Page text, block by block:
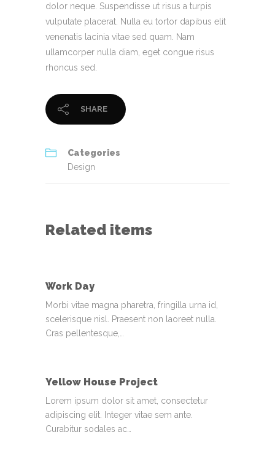
dolor neque. Suspendisse ut risus a turpis
vulputate placerat. Nulla eu tortor dapibus elit
venenatis lacinia vitae sed quam. Nam
ullamcorper nulla diam, eget congue risus
rhoncus sed.
SHARE
Categories
Design
Related items
Work Day
Morbi vitae magna pharetra, fringilla urna id,
scelerisque nisl. Praesent non laoreet nulla.
Cras pellentesque,…
Yellow House Project
Lorem ipsum dolor sit amet, consectetur
adipiscing elit. Integer vitae sem ante.
Curabitur sodales ac…